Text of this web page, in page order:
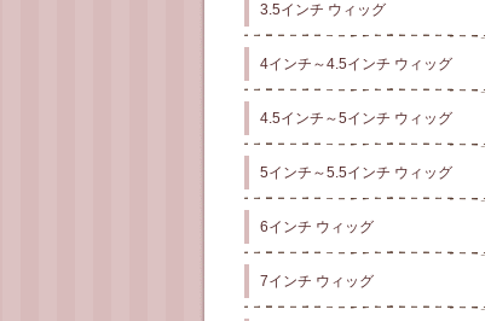
3.5インチ ウィッグ
4インチ～4.5インチ ウィッグ
4.5インチ～5インチ ウィッグ
5インチ～5.5インチ ウィッグ
6インチ ウィッグ
7インチ ウィッグ